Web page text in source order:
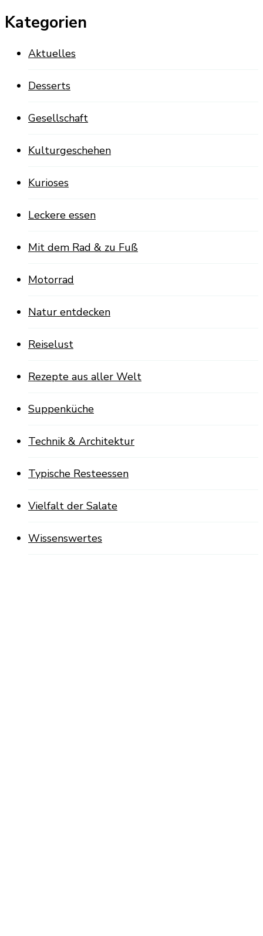
Kategorien
Aktuelles
Desserts
Gesellschaft
Kulturgeschehen
Kurioses
Leckere essen
Mit dem Rad & zu Fuß
Motorrad
Natur entdecken
Reiselust
Rezepte aus aller Welt
Suppenküche
Technik & Architektur
Typische Resteessen
Vielfalt der Salate
Wissenswertes